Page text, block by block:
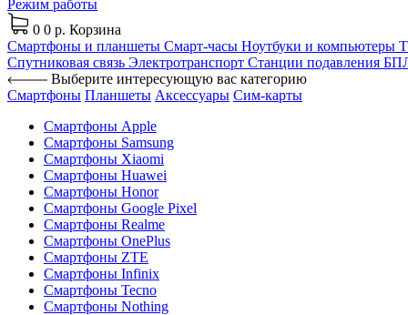
Режим работы
0 0 р. Корзина
Смартфоны и планшеты Смарт-часы Ноутбуки и компьютеры
Спутниковая связь Электротранспорт Станции подавления
Выберите интересующую вас категорию
Смартфоны Планшеты Аксессуары Сим-карты
Смартфоны Apple
Смартфоны Samsung
Смартфоны Xiaomi
Смартфоны Huawei
Смартфоны Honor
Смартфоны Google Pixel
Смартфоны Realme
Смартфоны OnePlus
Смартфоны ZTE
Смартфоны Infinix
Смартфоны Tecno
Смартфоны Nothing